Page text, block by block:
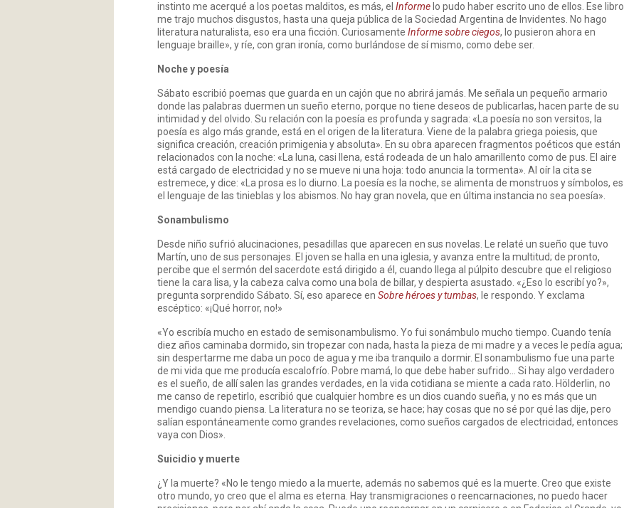
instinto me acerqué a los poetas malditos, es más, el Informelo pudo haber escrito uno de ellos. Ese libro
me trajo muchos disgustos, hasta una queja pública de la Sociedad Argentina de Invidentes. No hago
literatura naturalista, eso era una ficción. Curiosamente Informe sobre ciegos, lo pusieron ahora en
lenguaje braille», y ríe, con gran ironía, como burlándose de sí mismo, como debe ser.
Noche y poesía
Sábato escribió poemas que guarda en un cajón que no abrirá jamás. Me señala un pequeño armario
donde las palabras duermen un sueño eterno, porque no tiene deseos de publicarlas, hacen parte de su
intimidad y del olvido. Su relación con la poesía es profunda y sagrada: «La poesía no son versitos, la
poesía es algo más grande, está en el origen de la literatura. Viene de la palabra griega poiesis, que
significa creación, creación primigenia y absoluta». En su obra aparecen fragmentos poéticos que están
relacionados con la noche: «La luna, casi llena, está rodeada de un halo amarillento como de pus. El aire
está cargado de electricidad y no se mueve ni una hoja: todo anuncia la tormenta». Al oír la cita se
estremece, y dice: «La prosa es lo diurno. La poesía es la noche, se alimenta de monstruos y símbolos, es
el lenguaje de las tinieblas y los abismos. No hay gran novela, que en última instancia no sea poesía».
Sonambulismo
Desde niño sufrió alucinaciones, pesadillas que aparecen en sus novelas. Le relaté un sueño que tuvo
Martín, uno de sus personajes. El joven se halla en una iglesia, y avanza entre la multitud; de pronto,
percibe que el sermón del sacerdote está dirigido a él, cuando llega al púlpito descubre que el religioso
tiene la cara lisa, y la cabeza calva como una bola de billar, y despierta asustado. «¿Eso lo escribí yo?»,
pregunta sorprendido Sábato. Sí, eso aparece en Sobre héroes y tumbas, le respondo. Y exclama
escéptico: «¡Qué horror, no!»
«Yo escribía mucho en estado de semisonambulismo. Yo fui sonámbulo mucho tiempo. Cuando tenía
diez años caminaba dormido, sin tropezar con nada, hasta la pieza de mi madre y a veces le pedía agua;
sin despertarme me daba un poco de agua y me iba tranquilo a dormir. El sonambulismo fue una parte
de mi vida que me producía escalofrío. Pobre mamá, lo que debe haber sufrido… Si hay algo verdadero
es el sueño, de allí salen las grandes verdades, en la vida cotidiana se miente a cada rato. Hölderlin, no
me canso de repetirlo, escribió que cualquier hombre es un dios cuando sueña, y no es más que un
mendigo cuando piensa. La literatura no se teoriza, se hace; hay cosas que no sé por qué las dije, pero
salían espontáneamente como grandes revelaciones, como sueños cargados de electricidad, entonces
vaya con Dios».
Suicidio y muerte
¿Y la muerte? «No le tengo miedo a la muerte, además no sabemos qué es la muerte. Creo que existe
otro mundo, yo creo que el alma es eterna. Hay transmigraciones o reencarnaciones, no puedo hacer